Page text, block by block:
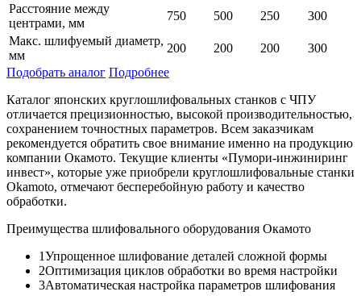
Расстояние между
центрами, мм
750 500 250
300
Макс. шлифуемый диаметр,
мм
200 200 200
300
Подобрать аналог Подробнее
Каталог японских круглошлифовальных станков с ЧПУ
отличается прецизионностью, высокой производительностью,
сохранением точностных параметров. Всем заказчикам
рекомендуется обратить свое внимание именно на продукцию
компании Окамото. Текущие клиенты «Пумори-инжиниринг
инвест», которые уже приобрели круглошлифовальные станки
Okamoto, отмечают бесперебойную работу и качество
обработки.
Преимущества шлифовального оборудования Окамото
1Упрощенное шлифование деталей сложной формы
2Оптимизация циклов обработки во время настройки
3Автоматическая настройка параметров шлифования